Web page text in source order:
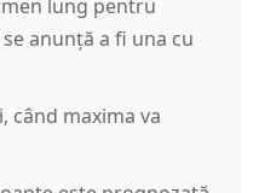
lung pentru
anunță a fi una cu
când maxima va